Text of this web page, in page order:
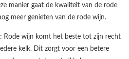
manier gaat de kwaliteit van de rode
meer genieten van de rode wijn.
: Rode wijn komt het beste tot zijn recht
kelk. Dit zorgt voor een betere